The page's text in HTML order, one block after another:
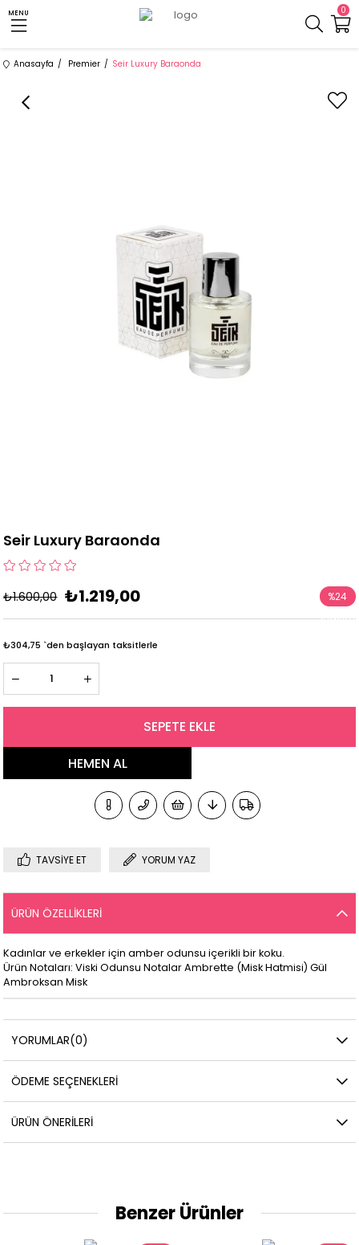
0
MENU
Anasayfa Premier Seir Luxury Baraonda
Seir Luxury Baraonda
₺1.600,00 ₺1.219,00 %24
İndirim
₺304,75 `den başlayan taksitlerle
TAVSIYE ET YORUM YAZ
ÜRÜN ÖZELLIKLERI
Kadınlar ve erkekler için amber odunsu içerikli bir koku.
Ürün Notaları: Viski Odunsu Notalar Ambrette (Misk Hatmisi) Gül
Ambroksan Misk
YORUMLAR(0)
ÖDEME SEÇENEKLERI
ÜRÜN ÖNERILERI
Benzer Ürünler